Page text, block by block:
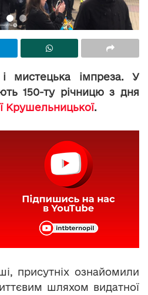
і мистецька імпреза. У
150-ту річницю з дня
Крушельницької.
присутніх ознайомили
шляхом видатної